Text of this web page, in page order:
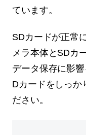
ています。
SDカードが正常
メラ本体とSDカ
データ保存に影
Dカードをしっか
ださい。